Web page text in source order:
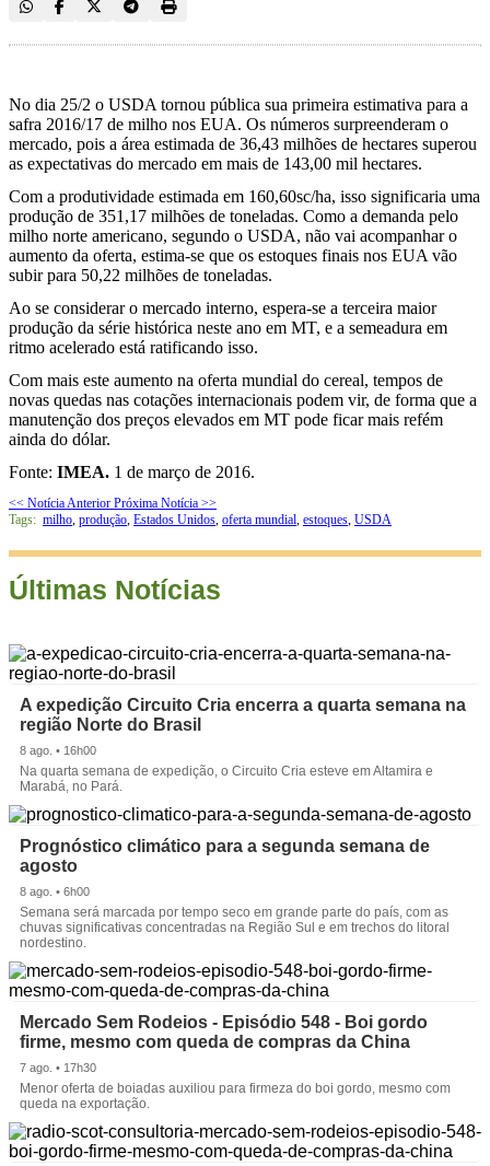
No dia 25/2 o USDA tornou pública sua primeira estimativa para a
safra 2016/17 de milho nos EUA. Os números surpreenderam o
mercado, pois a área estimada de 36,43 milhões de hectares superou
as expectativas do mercado em mais de 143,00 mil hectares.
Com a produtividade estimada em 160,60sc/ha, isso significaria uma
produção de 351,17 milhões de toneladas. Como a demanda pelo
milho norte americano, segundo o USDA, não vai acompanhar o
aumento da oferta, estima-se que os estoques finais nos EUA vão
subir para 50,22 milhões de toneladas.
Ao se considerar o mercado interno, espera-se a terceira maior
produção da série histórica neste ano em MT, e a semeadura em
ritmo acelerado está ratificando isso.
Com mais este aumento na oferta mundial do cereal, tempos de
novas quedas nas cotações internacionais podem vir, de forma que a
manutenção dos preços elevados em MT pode ficar mais refém
ainda do dólar.
Fonte: IMEA. 1 de março de 2016.
<< Notícia Anterior Próxima Notícia >>
Tags: milho, produção, Estados Unidos, oferta mundial, estoques, USDA
Últimas Notícias
A expedição Circuito Cria encerra a quarta semana na
região Norte do Brasil
8 ago. • 16h00
Na quarta semana de expedição, o Circuito Cria esteve em Altamira e
Marabá, no Pará.
Prognóstico climático para a segunda semana de
agosto
8 ago. • 6h00
Semana será marcada por tempo seco em grande parte do país, com as
chuvas significativas concentradas na Região Sul e em trechos do litoral
nordestino.
Mercado Sem Rodeios - Episódio 548 - Boi gordo
firme, mesmo com queda de compras da China
7 ago. • 17h30
Menor oferta de boiadas auxiliou para firmeza do boi gordo, mesmo com
queda na exportação.